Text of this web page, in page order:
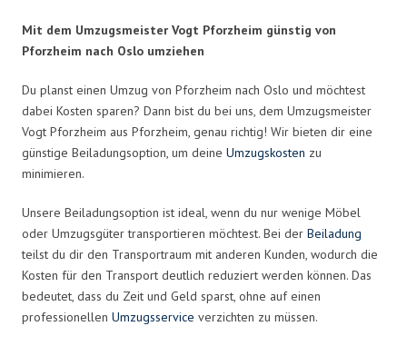
Mit dem Umzugsmeister Vogt Pforzheim günstig von
Pforzheim nach Oslo umziehen
Du planst einen Umzug von Pforzheim nach Oslo und möchtest
dabei Kosten sparen? Dann bist du bei uns, dem Umzugsmeister
Vogt Pforzheim aus Pforzheim, genau richtig! Wir bieten dir eine
günstige Beiladungsoption, um deine Umzugskosten zu
minimieren.
Unsere Beiladungsoption ist ideal, wenn du nur wenige Möbel
oder Umzugsgüter transportieren möchtest. Bei der Beiladung
teilst du dir den Transportraum mit anderen Kunden, wodurch die
Kosten für den Transport deutlich reduziert werden können. Das
bedeutet, dass du Zeit und Geld sparst, ohne auf einen
professionellen Umzugsservice verzichten zu müssen.